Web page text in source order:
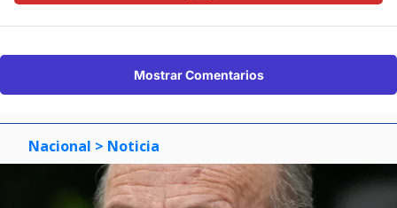
Mostrar Comentarios
Nacional > Noticia